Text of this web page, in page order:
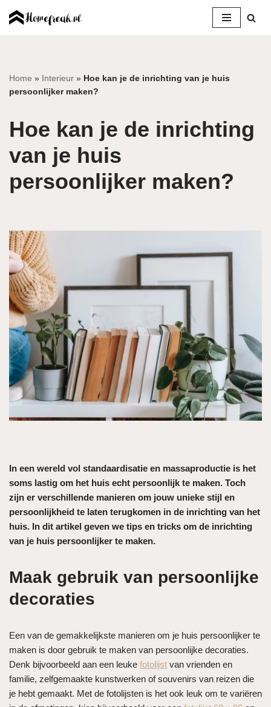
inhoud
Home » Interieur » Hoe kan je de inrichting van je huis
persoonlijker maken?
Hoe kan je de inrichting
van je huis
persoonlijker maken?
In een wereld vol standaardisatie en massaproductie is het
soms lastig om het huis echt persoonlijk te maken. Toch
zijn er verschillende manieren om jouw unieke stijl en
persoonlijkheid te laten terugkomen in de inrichting van het
huis. In dit artikel geven we tips en tricks om de inrichting
van je huis persoonlijker te maken.
Maak gebruik van persoonlijke
decoraties
Een van de gemakkelijkste manieren om je huis persoonlijker te
maken is door gebruik te maken van persoonlijke decoraties.
Denk bijvoorbeeld aan een leuke fotolijst van vrienden en
familie, zelfgemaakte kunstwerken of souvenirs van reizen die
je hebt gemaakt. Met de fotolijsten is het ook leuk om te variëren